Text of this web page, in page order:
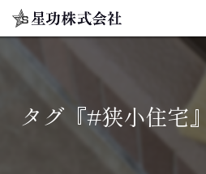
タグ『#狭小住宅